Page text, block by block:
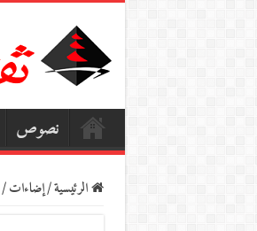
نصوص
الرئيسية/إضاءات/